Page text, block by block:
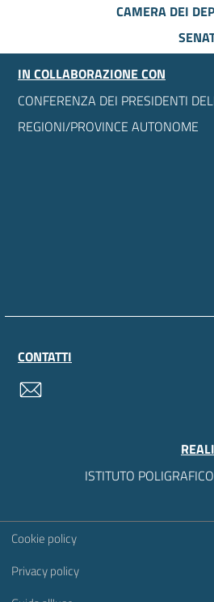
CAMERA DEI
IN COLLABORAZIONE CON
CONFERENZA DEI PRESIDENTI
REGIONI/PROVINCE AUTONOME
CONTATTI
ISTITUTO
Sezione Link Utili
Cookie policy
Privacy policy